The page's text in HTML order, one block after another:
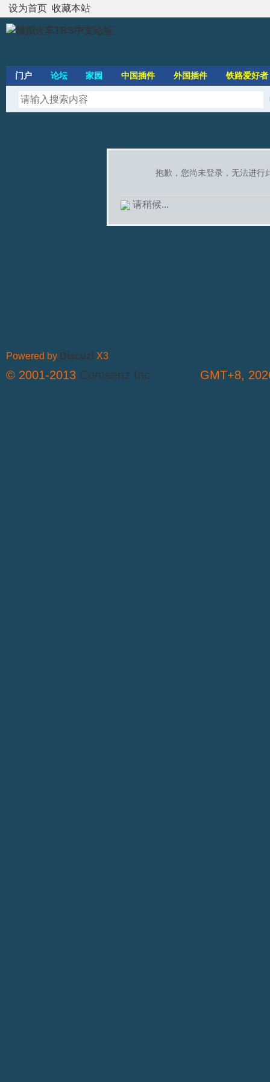
设为首页 收藏本站
门户 论坛 家园 中国插件 外国插件 铁路爱好者
抱歉，您尚未登录，无法进行
请稍候...
GMT+8,
Powered by Discuz! X3
© 2001-2013 Comsenz Inc.